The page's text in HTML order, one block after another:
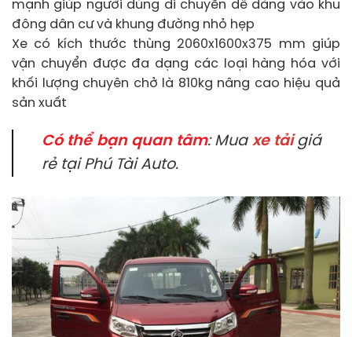
mạnh giúp người dùng di chuyển dễ dàng vào khu
đông dân cư và khung đường nhỏ hẹp
Xe có kích thước thùng 2060x1600x375 mm giúp
vận chuyển được đa dạng các loại hàng hóa với
khối lượng chuyên chở là 810kg nâng cao hiệu quả
sản xuất
Có thể bạn quan tâm: Mua xe tảigiá
rẻ tại Phú Tài Auto.